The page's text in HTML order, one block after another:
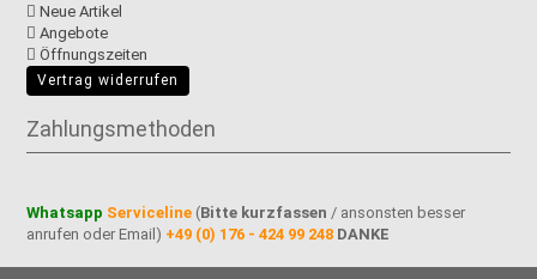
Neue Artikel
Angebote
Öffnungszeiten
Vertrag widerrufen
Zahlungsmethoden
Whatsapp Serviceline (Bitte kurzfassen / ansonsten besser
anrufen oder Email) +49 (0) 176 - 424 99 248 DANKE